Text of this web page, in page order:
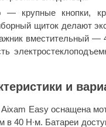
— крупные кнопки,
щиток делают
вместительный —
и
Aixam Easy оснащена
в 40 Н∙м. Батареи